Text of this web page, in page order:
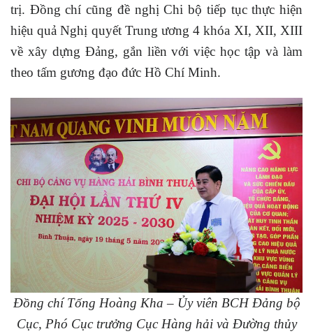
trị. Đồng chí cũng đề nghị Chi bộ tiếp tục thực hiện
hiệu quả Nghị quyết Trung ương 4 khóa XI, XII, XIII
về xây dựng Đảng, gắn liền với việc học tập và làm
theo tấm gương đạo đức Hồ Chí Minh.
Đồng chí Tống Hoàng Kha – Ủy viên BCH Đảng bộ
Cục, Phó Cục trưởng Cục Hàng hải và Đường thủy